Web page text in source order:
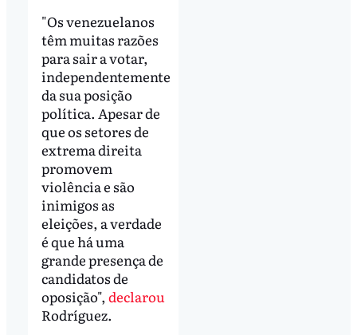
"Os venezuelanos
têm muitas razões
para sair a votar,
independentemente
da sua posição
política. Apesar de
que os setores de
extrema direita
promovem
violência e são
inimigos as
eleições, a verdade
é que há uma
grande presença de
candidatos de
oposição", declarou
Rodríguez.